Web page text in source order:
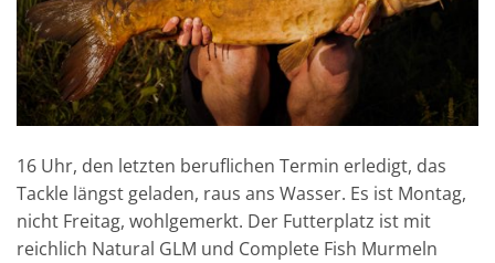
16 Uhr, den letzten beruflichen Termin erledigt, das
Tackle längst geladen, raus ans Wasser. Es ist Montag,
nicht Freitag, wohlgemerkt. Der Futterplatz ist mit
reichlich Natural GLM und Complete Fish Murmeln